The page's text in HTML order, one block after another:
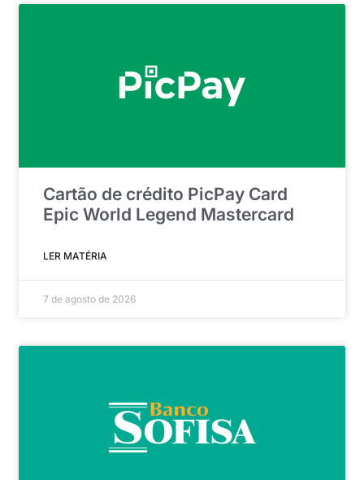
Cartão de crédito PicPay Card
Epic World Legend Mastercard
LER MATÉRIA
7 de agosto de 2026